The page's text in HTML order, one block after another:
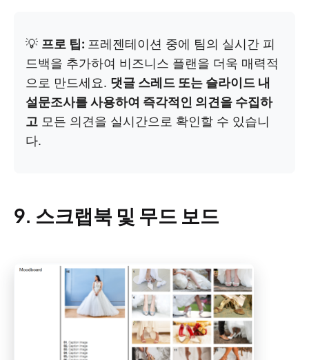
💡 프로 팁: 프레젠테이션 중에 팀의 실시간 피
드백을 추가하여 비즈니스 플랜을 더욱 매력적
으로 만드세요. 댓글 스레드 또는 슬라이드 내
설문조사를 사용하여 즉각적인 의견을 수집하
고 모든 의견을 실시간으로 확인할 수 있습니
다.
9. 스크랩북 및 무드 보드